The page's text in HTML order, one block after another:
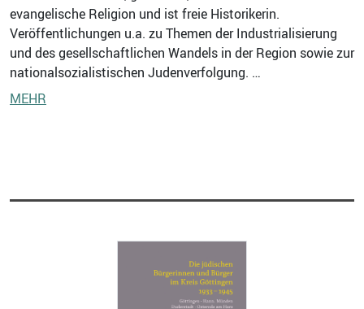
evangelische Religion und ist freie Historikerin.
Veröffentlichungen u.a. zu Themen der Industrialisierung
und des gesellschaftlichen Wandels in der Region sowie zur
nationalsozialistischen Judenverfolgung. …
MEHR